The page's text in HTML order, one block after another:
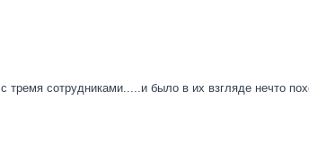
сотрудниками.....и было в их взгляде нечто